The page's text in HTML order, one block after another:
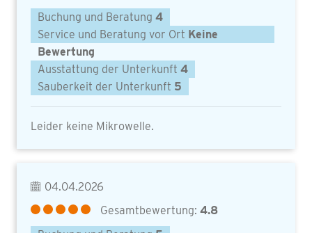
Buchung und Beratung 4
Service und Beratung vor Ort Keine
Bewertung
Ausstattung der Unterkunft 4
Sauberkeit der Unterkunft 5
Leider keine Mikrowelle.
04.04.2026
Gesamtbewertung: 4.8